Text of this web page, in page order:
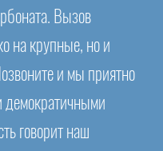
Вызов
на крупные, но и
и мы приятно
демократичными
говорит наш